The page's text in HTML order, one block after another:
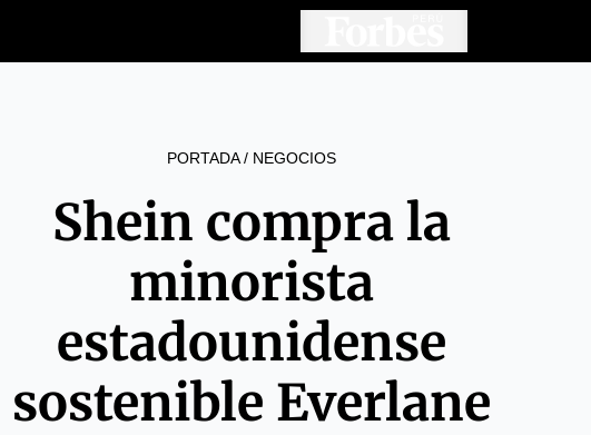
PORTADA/ NEGOCIOS
Shein compra la
minorista
estadounidense
sostenible Everlane